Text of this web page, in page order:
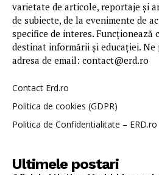
varietate de articole, reportaje și
de subiecte, de la evenimente de
specifice de interes. Funcționează
destinat informării și educației.
adresa de email: contact@erd.ro
Contact Erd.ro
Politica de cookies (GDPR)
Politica de Confidentialitate – ERD.ro
Ultimele postari